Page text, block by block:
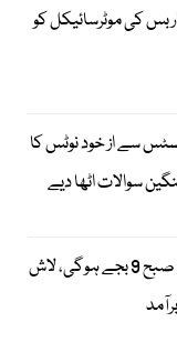
بس کی موٹرسائیکل کو
سے از خود نوٹس کا
سوالات اٹھا دیے
میر رضا علی کی قبر کشائی صبح 9 بجے ہوگی، لاش